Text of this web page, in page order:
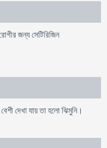
জন্য সেটিরিজিন
দেখা যায় তা হলো ঝিমুনি।